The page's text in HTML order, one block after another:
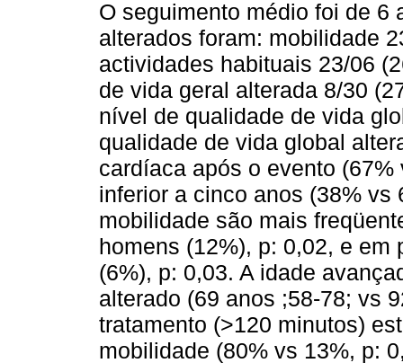
O seguimento médio foi de 6
alterados foram: mobilidade
actividades habituais 23/06
de vida geral alterada 8/30
nível de qualidade de vida
qualidade de vida global
cardíaca após o evento
inferior a cinco anos (38% vs
mobilidade são mais
homens (12%), p: 0,02, e
(6%), p: 0,03. A idade
alterado (69 anos ;58-78; vs
tratamento (>120 minutos)
mobilidade (80% vs 13%, p: